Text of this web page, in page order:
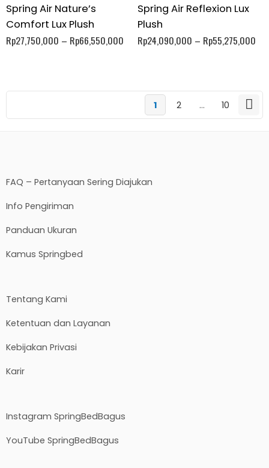
Spring Air Nature’s
Comfort Lux Plush
Rp27,750,000 – Rp66,550,000
Spring Air Reflexion Lux
Plush
Rp24,090,000 – Rp55,275,000
1 2 … 10
FAQ – Pertanyaan Sering Diajukan
Info Pengiriman
Panduan Ukuran
Kamus Springbed
Tentang Kami
Ketentuan dan Layanan
Kebijakan Privasi
Karir
Instagram SpringBedBagus
YouTube SpringBedBagus